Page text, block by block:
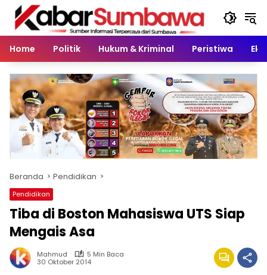
Langsung
konten
Home
Politik Hukum & Kriminal Peristiwa
Beranda Pendidikan
Pendidikan
Tiba di Boston Mahasiswa UTS Siap
Mengais Asa
Mahmud
5 Min Baca
30 Oktober 2014